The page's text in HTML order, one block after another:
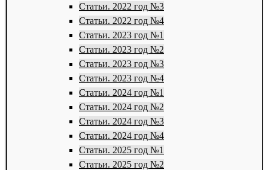
Статьи. 2022 год №3
Статьи. 2022 год №4
Статьи. 2023 год №1
Статьи. 2023 год №2
Статьи. 2023 год №3
Статьи. 2023 год №4
Статьи. 2024 год №1
Статьи. 2024 год №2
Статьи. 2024 год №3
Статьи. 2024 год №4
Статьи. 2025 год №1
Статьи. 2025 год №2